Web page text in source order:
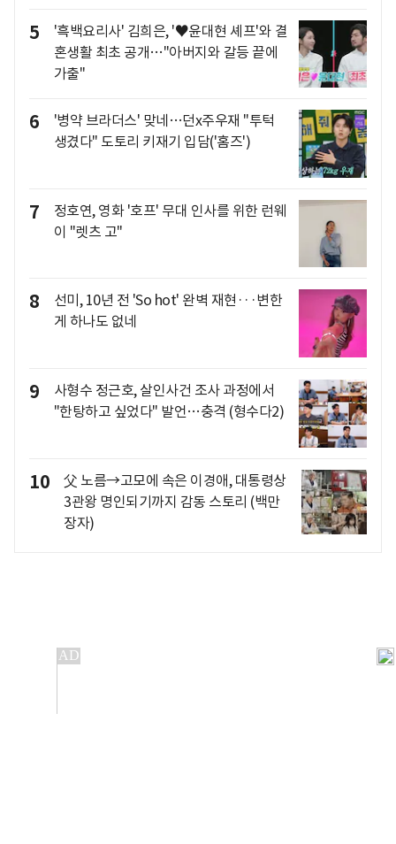
5
'흑백요리사' 김희은, '♥윤대현 셰프'와 결
혼생활 최초 공개…"아버지와 갈등 끝에
가출"
6
'병약 브라더스' 맞네…던x주우재 "투턱
생겼다" 도토리 키재기 입담('홈즈')
7
정호연, 영화 '호프' 무대 인사를 위한 런웨
이 "렛츠 고"
8
선미, 10년 전 'So hot' 완벽 재현···변한
게 하나도 없네
9
사형수 정근호, 살인사건 조사 과정에서
"한탕하고 싶었다" 발언…충격 (형수다2)
10
父 노름→고모에 속은 이경애, 대통령상
3관왕 명인되기까지 감동 스토리 (백만
장자)